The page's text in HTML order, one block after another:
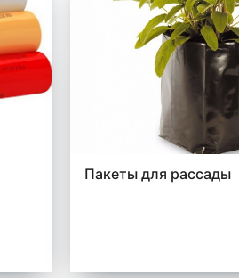
Пакеты для рассады